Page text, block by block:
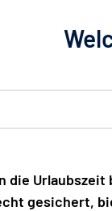
die
gesichert,